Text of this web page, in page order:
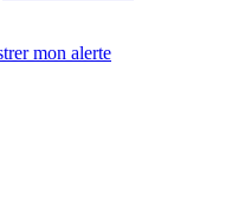
mon alerte